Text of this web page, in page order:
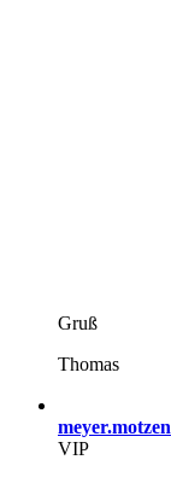
Gruß
Thomas
meyer.motzen
VIP